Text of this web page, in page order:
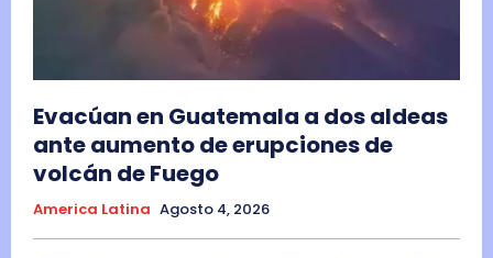
Evacúan en Guatemala a dos aldeas
ante aumento de erupciones de
volcán de Fuego
America Latina Agosto 4, 2026